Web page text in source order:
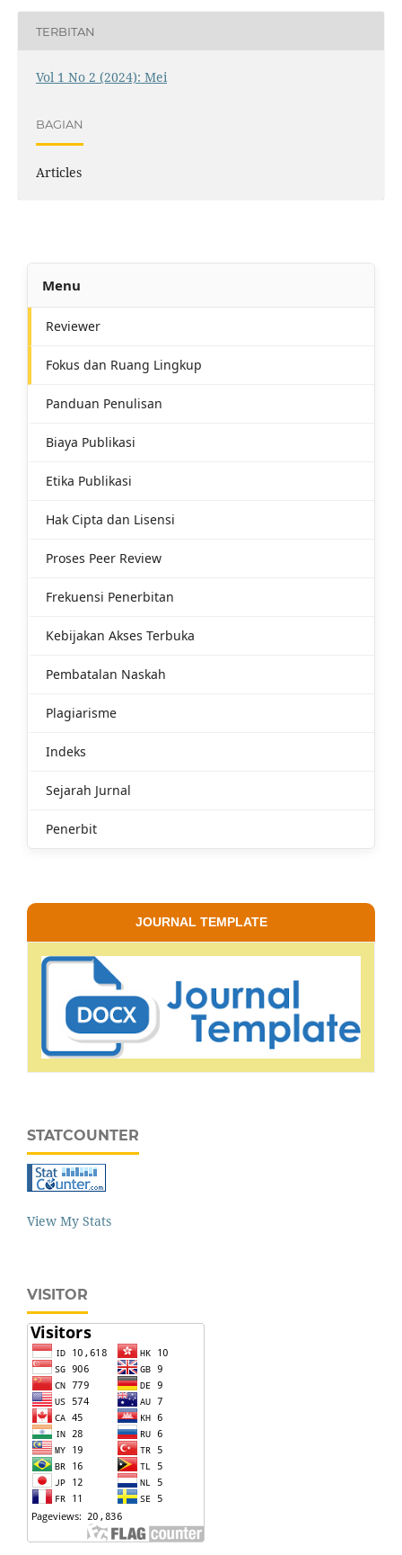
TERBITAN
Vol 1 No 2 (2024): Mei
BAGIAN
Articles
Menu
Reviewer
Fokus dan Ruang Lingkup
Panduan Penulisan
Biaya Publikasi
Etika Publikasi
Hak Cipta dan Lisensi
Proses Peer Review
Frekuensi Penerbitan
Kebijakan Akses Terbuka
Pembatalan Naskah
Plagiarisme
Indeks
Sejarah Jurnal
Penerbit
JOURNAL TEMPLATE
STATCOUNTER
View My Stats
VISITOR